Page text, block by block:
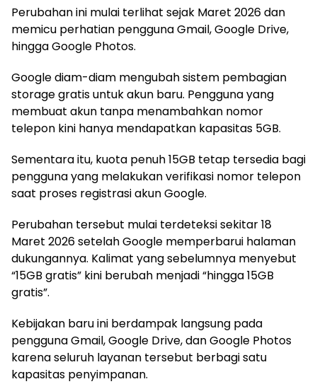
Perubahan ini mulai terlihat sejak Maret 2026 dan
memicu perhatian pengguna Gmail, Google Drive,
hingga Google Photos.
Google diam-diam mengubah sistem pembagian
storage gratis untuk akun baru. Pengguna yang
membuat akun tanpa menambahkan nomor
telepon kini hanya mendapatkan kapasitas 5GB.
Sementara itu, kuota penuh 15GB tetap tersedia bagi
pengguna yang melakukan verifikasi nomor telepon
saat proses registrasi akun Google.
Perubahan tersebut mulai terdeteksi sekitar 18
Maret 2026 setelah Google memperbarui halaman
dukungannya. Kalimat yang sebelumnya menyebut
“15GB gratis” kini berubah menjadi “hingga 15GB
gratis”.
Kebijakan baru ini berdampak langsung pada
pengguna Gmail, Google Drive, dan Google Photos
karena seluruh layanan tersebut berbagi satu
kapasitas penyimpanan.